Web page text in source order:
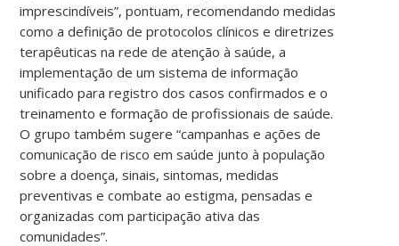
imprescindíveis”, pontuam, recomendando medidas
como a definição de protocolos clínicos e diretrizes
terapêuticas na rede de atenção à saúde, a
implementação de um sistema de informação
unificado para registro dos casos confirmados e o
treinamento e formação de profissionais de saúde.
O grupo também sugere “campanhas e ações de
comunicação de risco em saúde junto à população
sobre a doença, sinais, sintomas, medidas
preventivas e combate ao estigma, pensadas e
organizadas com participação ativa das
comunidades”.